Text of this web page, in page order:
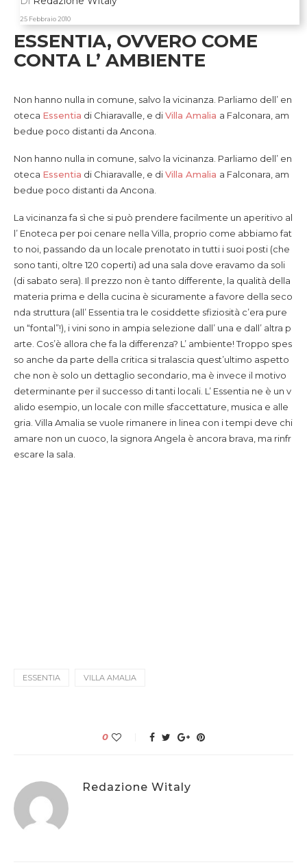
25 Febbraio 2010
ESSENTIA, OVVERO COME
CONTA L’ AMBIENTE
Non hanno nulla in comune, salvo la vicinanza. Parliamo dell’ en
oteca Essentia di Chiaravalle, e diVilla Amalia a Falconara, am
bedue poco distanti da Ancona.
Non hanno nulla in comune, salvo la vicinanza. Parliamo dell’ en
oteca Essentia di Chiaravalle, e diVilla Amalia a Falconara, am
bedue poco distanti da Ancona.
La vicinanza fa sì che si può prendere facilmente un aperitivo al
l’ Enoteca per poi cenare nella Villa, proprio come abbiamo fat
to noi, passando da un locale prenotato in tutti i suoi posti (che
sono tanti, oltre 120 coperti) ad una sala dove eravamo da soli
(di sabato sera). Il prezzo non è tanto differente, la qualità della
materia prima e della cucina è sicuramente a favore della seco
nda struttura (all’ Essentia tra le cosiddette sfiziosità c’era pure
un “fontal”!), i vini sono in ampia selezione dall’ una e dall’ altra p
arte. Cos’è allora che fa la differenza? L’ ambiente! Troppo spes
so anche da parte della critica si tralascia quest’ultimo aspetto
che non è solo un dettaglio secondario, ma è invece il motivo
determinante per il successo di tanti locali. L’ Essentia ne è un v
alido esempio, un locale con mille sfaccettature, musica e alle
gria. Villa Amalia se vuole rimanere in linea con i tempi deve chi
amare non un cuoco, la signora Angela è ancora brava, ma rinfr
escare la sala.
ESSENTIA VILLA AMALIA
0
Redazione Witaly